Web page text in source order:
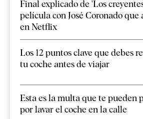
Final explicado de 'Los
película con José Coronado que
en Netflix
Los 12 puntos clave que debes
tu coche antes de viajar
Esta es la multa que te pueden
por lavar el coche en la calle